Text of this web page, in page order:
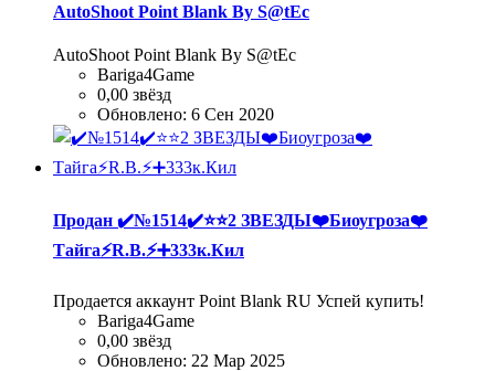
AutoShoot Point Blank By S@tEc
AutoShoot Point Blank By S@tEc
Bariga4Game
0,00 звёзд
Обновлено: 6 Сен 2020
Продан ✔️№1514✔️⭐️⭐️2 ЗВЕЗДЫ❤️Биоугроза❤️
Тайга⚡R.B.⚡➕333к.Кил
Продается аккаунт Point Blank RU Успей купить!
Bariga4Game
0,00 звёзд
Обновлено: 22 Мар 2025